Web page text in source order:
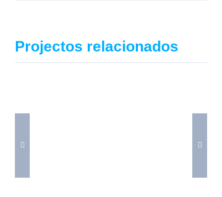
Projectos relacionados